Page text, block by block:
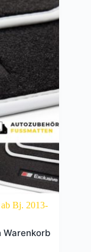
Bj. 2013-
Warenkorb